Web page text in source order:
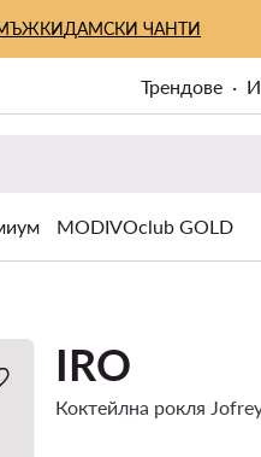
ДАМСКИ ЧАНТИ
Трендове
MODIVOclub GOLD
IRO
Коктейлна рокля